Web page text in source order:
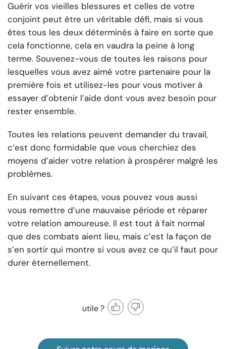
Guérir vos vieilles blessures et celles de votre
conjoint peut être un véritable défi, mais si vous
êtes tous les deux déterminés à faire en sorte que
cela fonctionne, cela en vaudra la peine à long
terme. Souvenez-vous de toutes les raisons pour
lesquelles vous avez aimé votre partenaire pour la
première fois et utilisez-les pour vous motiver à
essayer d’obtenir l’aide dont vous avez besoin pour
rester ensemble.
Toutes les relations peuvent demander du travail,
c’est donc formidable que vous cherchiez des
moyens d’aider votre relation à prospérer malgré les
problèmes.
En suivant ces étapes, vous pouvez vous aussi
vous remettre d’une mauvaise période et réparer
votre relation amoureuse. Il est tout à fait normal
que des combats aient lieu, mais c’est la façon de
s’en sortir qui montre si vous avez ce qu’il faut pour
durer éternellement.
utile ?